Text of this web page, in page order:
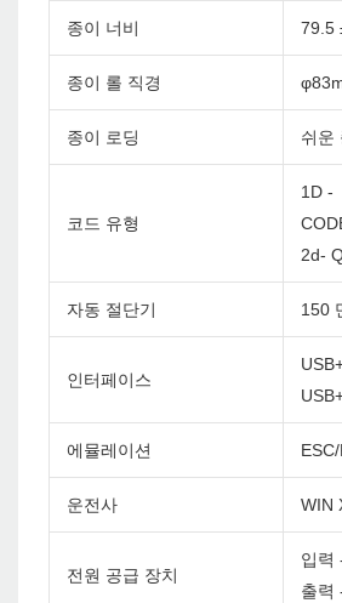
종이 너비 79.5
종이 롤 직경
종이 로딩 쉬운
코드 유형
1D -
2d-
자동 절단기 150
인터페이스
에뮬레이션
운전사 WIN
전원 공급 장치
입력
출력